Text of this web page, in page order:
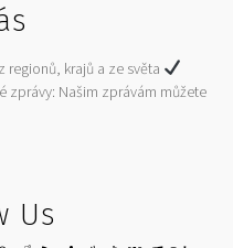
regionů, krajů a ze světa
zprávy: Našim zprávám můžete
Us